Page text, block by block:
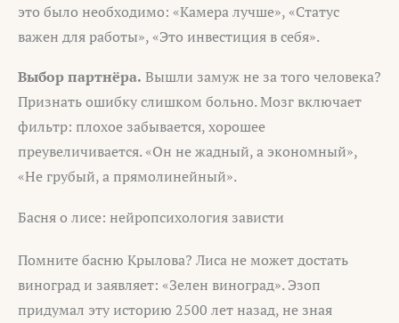
это было необходимо: «Камера лучше», «Статус
важен для работы», «Это инвестиция в себя».
Выбор партнёра. Вышли замуж не за того человека?
Признать ошибку слишком больно. Мозг включает
фильтр: плохое забывается, хорошее
преувеличивается. «Он не жадный, а экономный»,
«Не грубый, а прямолинейный».
Басня о лисе: нейропсихология зависти
Помните басню Крылова? Лиса не может достать
виноград и заявляет: «Зелен виноград». Эзоп
придумал эту историю 2500 лет назад, не зная